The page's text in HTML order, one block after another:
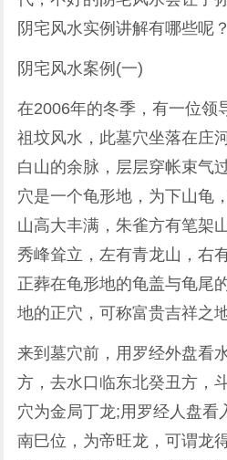
阴宅风水实例讲解有哪些呢？
阴宅风水案例(一)
在2006年的冬季，有一位领
祖坟风水，此墓穴坐落在庄
白山的余脉，层层穿帐束气
穴是一个龟形地，为下山龟
山高大丰满，朱雀方有笔架
秀峰耸立，左有青龙山，右
正葬在龟形地的龟盖与龟尾
地的正穴，可称富贵吉祥之地
来到墓穴前，用罗经外盘看
方，去水口临东北癸丑方，
穴为金局丁龙;用罗经人盘看
南巳位，为帝旺龙，可谓龙